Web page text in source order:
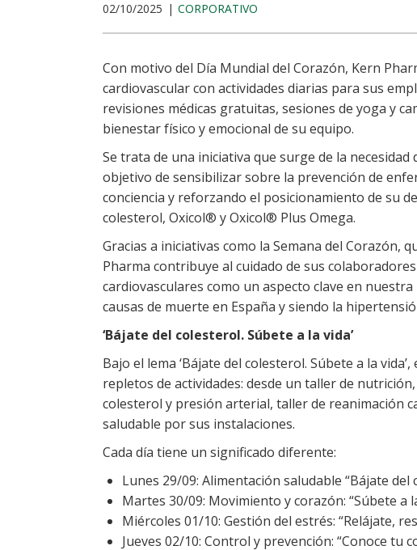
02/10/2025 CORPORATIVO
Con motivo del Día Mundial del Corazón, Kern
cardiovascular con actividades diarias para sus
revisiones médicas gratuitas, sesiones de yoga y
bienestar físico y emocional de su equipo.
Se trata de una iniciativa que surge de la
objetivo de sensibilizar sobre la prevención de
conciencia y reforzando el posicionamiento de su
colesterol, Oxicol® y Oxicol® Plus Omega.
Gracias a iniciativas como la Semana del Corazón,
Pharma contribuye al cuidado de sus
cardiovasculares como un aspecto clave en
causas de muerte en España y siendo la
‘Bájate del colesterol. Súbete a la vida’
Bajo el lema ‘Bájate del colesterol. Súbete a la
repletos de actividades: desde un taller de
colesterol y presión arterial, taller de reanimación
saludable por sus instalaciones.
Cada día tiene un significado diferente:
Lunes 29/09: Alimentación saludable “Bájate del
Martes 30/09: Movimiento y corazón: “Súbete a
Miércoles 01/10: Gestión del estrés: “Relájate,
Jueves 02/10: Control y prevención: “Conoce tu